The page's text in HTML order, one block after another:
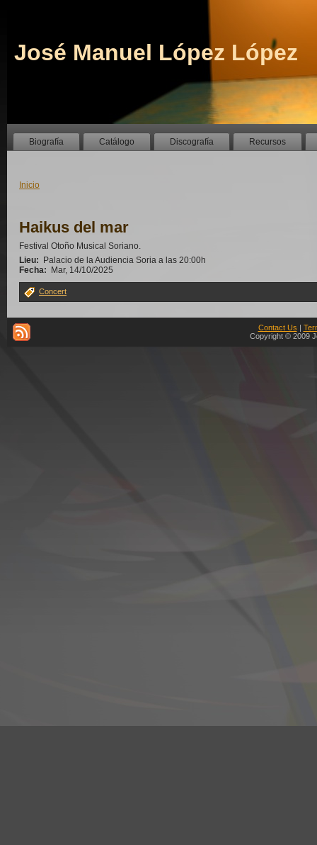
José Manuel López López
Biografía Catálogo Discografía Recursos
Inicio
Haikus del mar
Festival Otoño Musical Soriano.
Lieu: Palacio de la Audiencia Soria a las 20:00h
Fecha: Mar, 14/10/2025
Concert
Contact Us |
Copyright © 2009